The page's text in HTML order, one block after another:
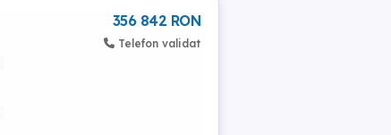
356 842 RON
Telefon validat